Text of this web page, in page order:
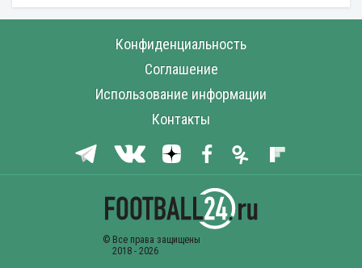
Конфиденциальность
Соглашение
Использование информации
Контакты